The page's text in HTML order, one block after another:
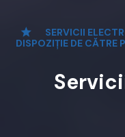
SERVICII
DISPOZIȚIE DE CĂTRE